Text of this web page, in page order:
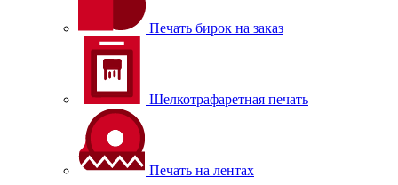
Печать бирок на заказ
Шелкотрафаретная печать
Печать на лентах